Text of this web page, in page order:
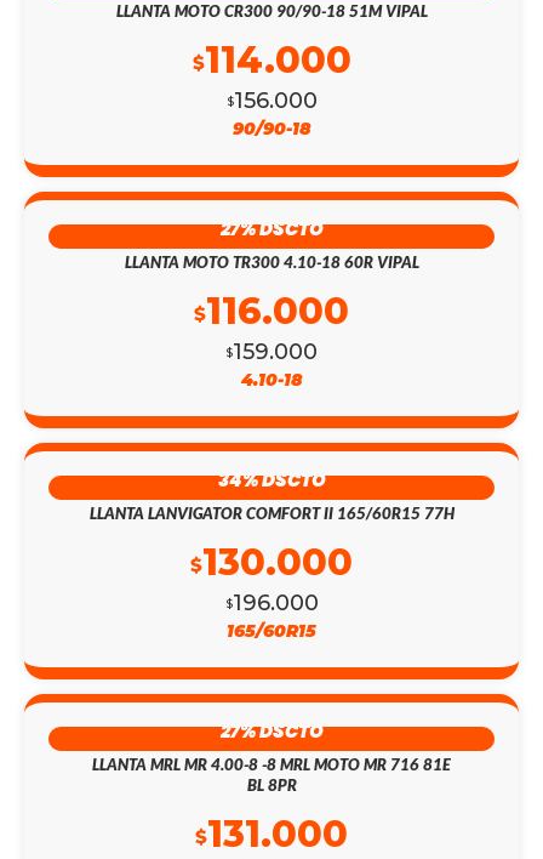
LLANTA MOTO CR300 90/90-18 51M VIPAL
$156.000
$114.000
90/90-18
27% DSCTO
LLANTA MOTO TR300 4.10-18 60R VIPAL
$159.000
$116.000
4.10-18
34% DSCTO
LLANTA LANVIGATOR COMFORT II 165/60R15 77H
$196.000
$130.000
165/60R15
27% DSCTO
LLANTA MRL MR 4.00-8 -8 MRL MOTO MR 716 81E
BL 8PR
$131.000